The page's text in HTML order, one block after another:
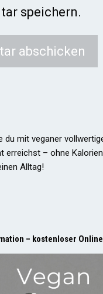
speichern.
du mit veganer
erreichst – ohne
Alltag!
– kostenloser